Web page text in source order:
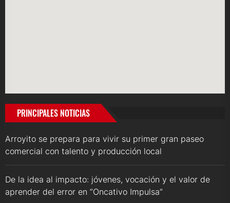
PRINCIPALES NOTICIAS
Arroyito se prepara para vivir su primer gran paseo
comercial con talento y producción local
De la idea al impacto: jóvenes, vocación y el valor de
aprender del error en “Oncativo Impulsa”